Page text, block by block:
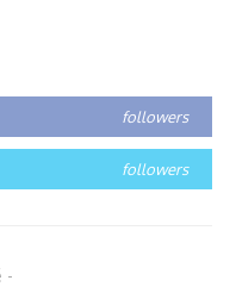
followers
followers
-